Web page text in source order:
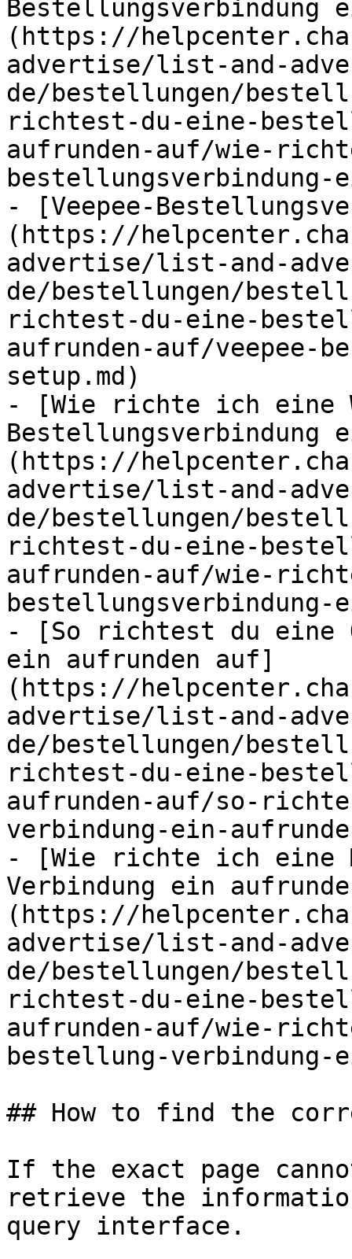
Bestellungsverbindung
(https://
advertise/list-and-
de/bestellungen/
richtest-du-eine-
aufrunden-auf/wie-
bestellungsverbindung-
- [Veepee-
(https://
advertise/list-and-
de/bestellungen/
richtest-du-eine-
aufrunden-auf/veepee-
setup.md)
- [Wie richte ich eine
Bestellungsverbindung
(https://
advertise/list-and-
de/bestellungen/
richtest-du-eine-
aufrunden-auf/wie-
bestellungsverbindung-
- [So richtest du eine
ein aufrunden auf]
(https://
advertise/list-and-
de/bestellungen/
richtest-du-eine-
aufrunden-auf/so-
verbindung-ein-
- [Wie richte ich eine
Verbindung ein
(https://
advertise/list-and-
de/bestellungen/
richtest-du-eine-
aufrunden-auf/wie-
bestellung-verbindung-
## How to find the
If the exact page
retrieve the
query interface.